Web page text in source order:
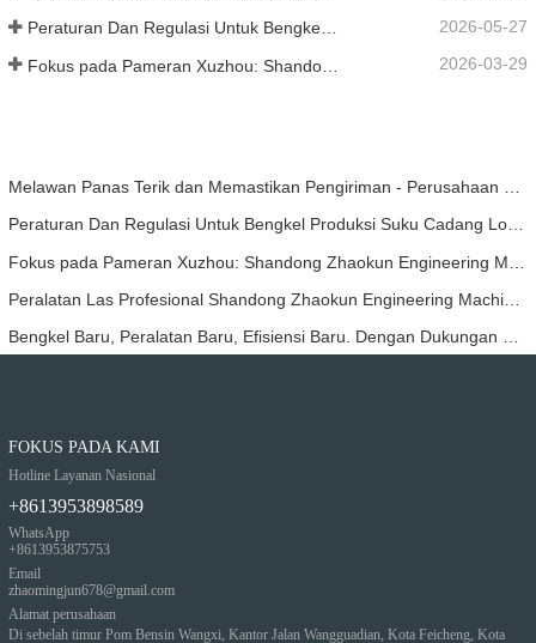
Peraturan Dan Regulasi Untuk Bengkel Produksi Suku Cadang Loader ——Shandong Zhaokun Engineering Machinery Co., Ltd 2026-05-27
2026-03-29
Peraturan Dan Regulasi Untuk Bengkel Produksi Suku Cadang Loader ——Shandong Zhaokun Engineering Machinery Co., Ltd
FOKUS PADA KAMI
Hotline Layanan Nasional
+8613953898589
WhatsApp
+8613953875753
Email
zhaomingjun678@gmail.com
Alamat perusahaan
Di sebelah timur Pom Bensin Wangxi, Kantor Jalan Wangguadian, Kota Feicheng, Kota